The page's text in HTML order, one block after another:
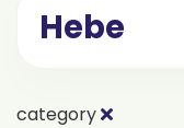
Hebe
category